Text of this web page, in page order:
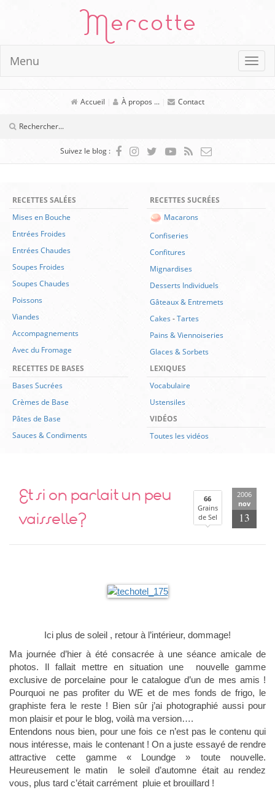
Mercotte
Menu
Accueil À propos ... Contact
Suivez le blog :
RECETTES SALÉES
Mises en Bouche
Entrées Froides
Entrées Chaudes
Soupes Froides
Soupes Chaudes
Poissons
Viandes
Accompagnements
Avec du Fromage
RECETTES SUCRÉES
Macarons
Confiseries
Confitures
Mignardises
Desserts Individuels
Gâteaux & Entremets
Cakes-Tartes
Pains & Viennoiseries
Glaces & Sorbets
RECETTES DE BASES
Bases Sucrées
Crèmes de Base
Pâtes de Base
Sauces & Condiments
LEXIQUES
Vocabulaire
Ustensiles
VIDÉOS
Toutes les vidéos
Et si on parlait un peu
vaisselle?
66
Grains
de Sel
2006
nov
13
Ici plus de soleil , retour à l’intérieur, dommage!
Ma journée d’hier à été consacrée à une séance amicale de
photos. Il fallait mettre en situation une nouvelle gamme
exclusive de porcelaine pour le catalogue d’un de mes amis !
Pourquoi ne pas profiter du WE et de mes fonds de frigo, le
graphiste fera le reste ! Bien sûr j’ai photographié aussi pour
mon plaisir et pour le blog, voilà ma version….
Entendons nous bien, pour une fois ce n’est pas le contenu qui
nous intéresse, mais le contenant ! On a juste essayé de rendre
attractive cette gamme « Loundge » toute nouvelle.
Heureusement le matin le soleil d’automne était au rendez
vous, plus tard c’était carrément pluie et brouillard !